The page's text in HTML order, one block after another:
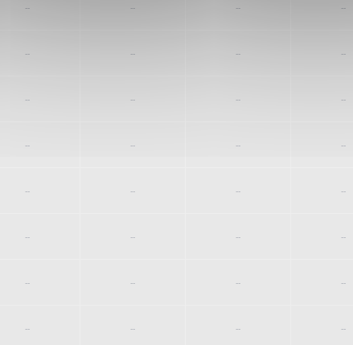
-- -- -- --
-- -- -- --
-- -- -- --
-- -- -- --
-- -- -- --
-- -- -- --
-- -- -- --
-- -- -- --